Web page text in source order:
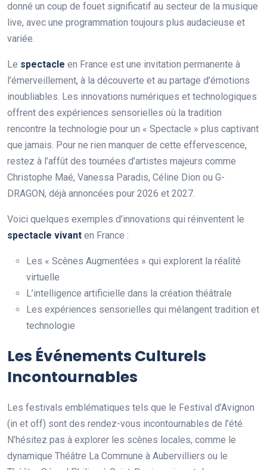
donné un coup de fouet significatif au secteur de la musique
live, avec une programmation toujours plus audacieuse et
variée.
Le spectacle en France est une invitation permanente à
l’émerveillement, à la découverte et au partage d’émotions
inoubliables. Les innovations numériques et technologiques
offrent des expériences sensorielles où la tradition
rencontre la technologie pour un « Spectacle » plus captivant
que jamais. Pour ne rien manquer de cette effervescence,
restez à l’affût des tournées d’artistes majeurs comme
Christophe Maé, Vanessa Paradis, Céline Dion ou G-
DRAGON, déjà annoncées pour 2026 et 2027.
Voici quelques exemples d’innovations qui réinventent le
spectacle vivant en France :
Les « Scènes Augmentées » qui explorent la réalité
virtuelle
L’intelligence artificielle dans la création théâtrale
Les expériences sensorielles qui mélangent tradition et
technologie
Les Événements Culturels
Incontournables
Les festivals emblématiques tels que le Festival d’Avignon
(in et off) sont des rendez-vous incontournables de l’été.
N’hésitez pas à explorer les scènes locales, comme le
dynamique Théâtre La Commune à Aubervilliers ou le